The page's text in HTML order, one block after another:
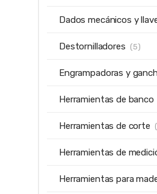
Dados mecánicos y
Destornilladores (5)
Engrampadoras y
Herramientas de banco
Herramientas de corte
Herramientas de
Herramientas para